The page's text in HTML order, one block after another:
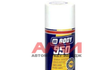
БЫСТРЫЙ ПРОСМОТР